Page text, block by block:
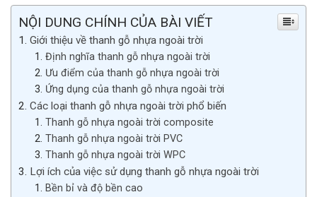
NỘI DUNG CHÍNH CỦA BÀI VIẾT
Giới thiệu về thanh gỗ nhựa ngoài trời
Định nghĩa thanh gỗ nhựa ngoài trời
Ưu điểm của thanh gỗ nhựa ngoài trời
Ứng dụng của thanh gỗ nhựa ngoài trời
Các loại thanh gỗ nhựa ngoài trời phổ biến
Thanh gỗ nhựa ngoài trời composite
Thanh gỗ nhựa ngoài trời PVC
Thanh gỗ nhựa ngoài trời WPC
Lợi ích của việc sử dụng thanh gỗ nhựa ngoài trời
Bền bỉ và độ bền cao